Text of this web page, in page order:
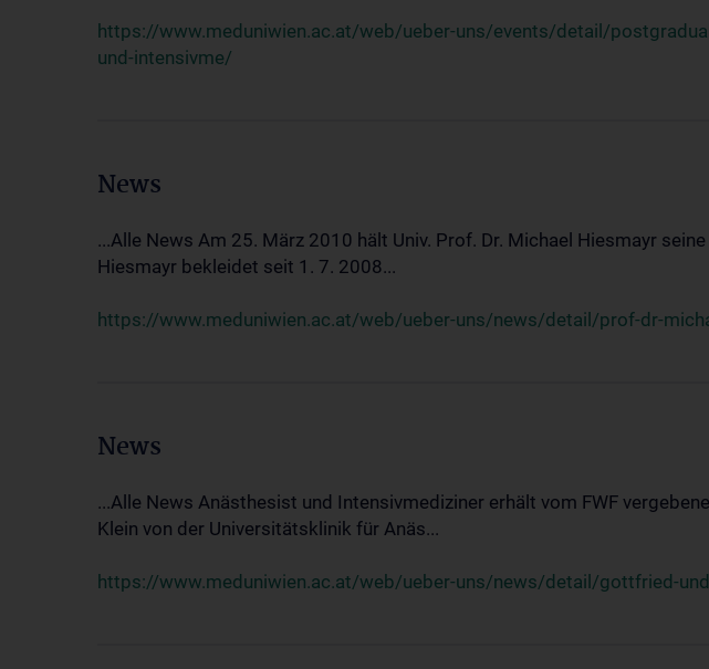
https://www.meduniwien.ac.at/web/ueber-uns/events/detail/
und-intensivme/
News
...Alle News Am 25. März 2010 hält Univ. Prof. Dr. Michael Hiesmayr
Hiesmayr bekleidet seit 1. 7. 2008...
https://www.meduniwien.ac.at/web/ueber-uns/news/detail/prof-dr-
News
...Alle News Anästhesist und Intensivmediziner erhält vom FWF
Klein von der Universitätsklinik für Anäs...
https://www.meduniwien.ac.at/web/ueber-uns/news/detail/gottfried-